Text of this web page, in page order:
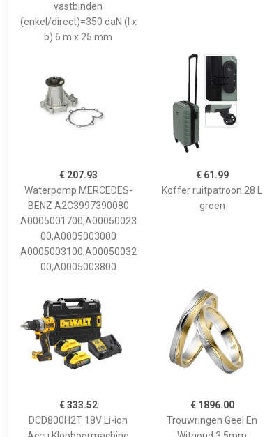
vastbinden
(enkel/direct)=350 daN (l x
b) 6 m x 25 mm
€ 207.93
Waterpomp MERCEDES-
BENZ A2C3997390080
A0005001700,A00050023
00,A0005003000
A0005003100,A00050032
00,A0005003800
€ 61.99
Koffer ruitpatroon 28 L
groen
€ 333.52
DCD800H2T 18V Li-ion
€ 1896.00
Trouwringen Geel En